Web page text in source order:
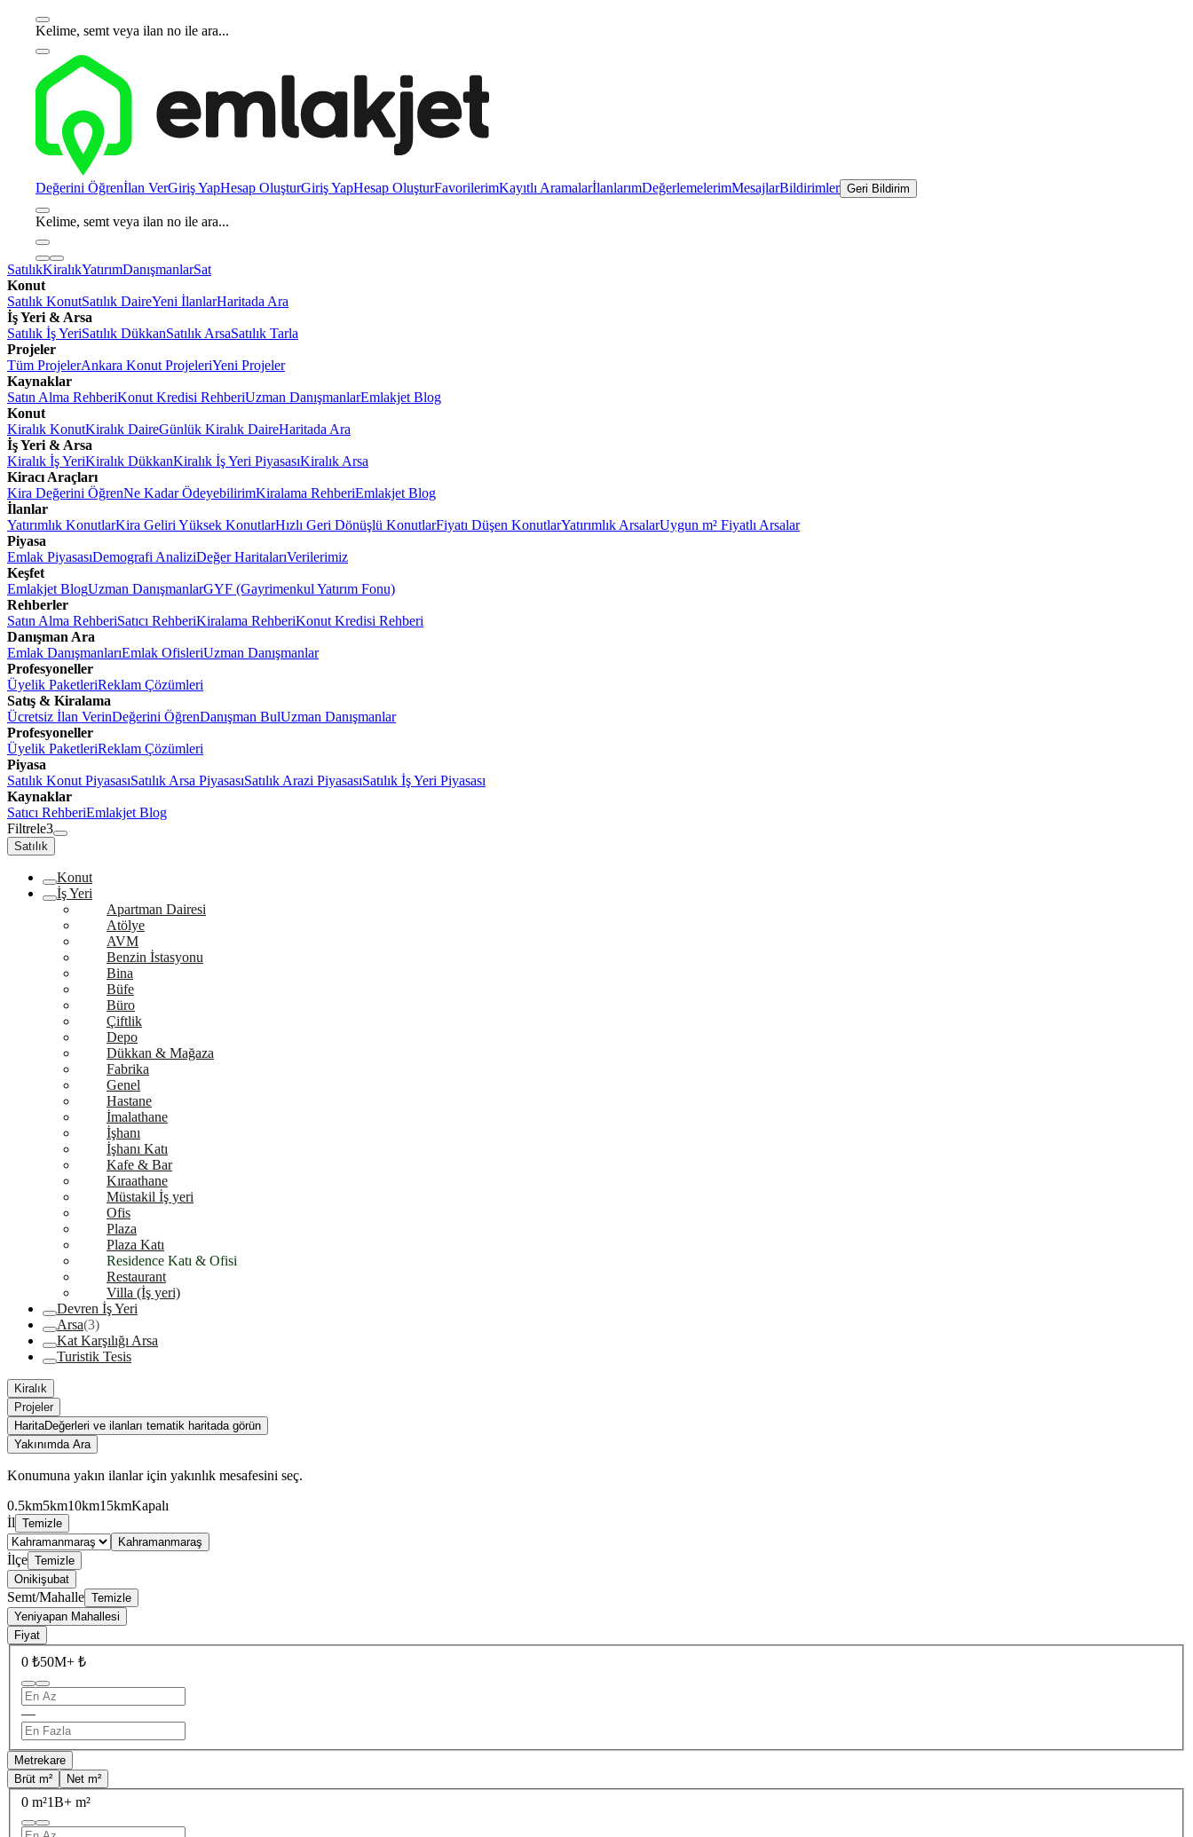
Kelime, semt veya ilan no ile ara...
Değerini Öğrenİlan VerGiriş YapHesap OluşturGiriş YapHesap OluşturFavorilerimKayıtlı AramalarİlanlarımDeğerlemelerimMesajlarBildirimler Geri Bildirim
Kelime, semt veya ilan no ile ara...
SatılıkKiralıkYatırımDanışmanlarSat
Konut
Satılık KonutSatılık DaireYeni İlanlarHaritada Ara
İş Yeri & Arsa
Satılık İş YeriSatılık DükkanSatılık ArsaSatılık Tarla
Projeler
Tüm ProjelerAnkara Konut ProjeleriYeni Projeler
Kaynaklar
Satın Alma RehberiKonut Kredisi RehberiUzman DanışmanlarEmlakjet Blog
Konut
Kiralık KonutKiralık DaireGünlük Kiralık DaireHaritada Ara
İş Yeri & Arsa
Kiralık İş YeriKiralık DükkanKiralık İş Yeri PiyasasıKiralık Arsa
Kiracı Araçları
Kira Değerini ÖğrenNe Kadar ÖdeyebilirimKiralama RehberiEmlakjet Blog
İlanlar
Yatırımlık KonutlarKira Geliri Yüksek KonutlarHızlı Geri Dönüşlü KonutlarFiyatı Düşen KonutlarYatırımlık ArsalarUygun m² Fiyatlı Arsalar
Piyasa
Emlak PiyasasıDemografi AnaliziDeğer HaritalarıVerilerimiz
Keşfet
Emlakjet BlogUzman DanışmanlarGYF (Gayrimenkul Yatırım Fonu)
Rehberler
Satın Alma RehberiSatıcı RehberiKiralama RehberiKonut Kredisi Rehberi
Danışman Ara
Emlak DanışmanlarıEmlak OfisleriUzman Danışmanlar
Profesyoneller
Üyelik PaketleriReklam Çözümleri
Satış & Kiralama
Ücretsiz İlan VerinDeğerini ÖğrenDanışman BulUzman Danışmanlar
Profesyoneller
Üyelik PaketleriReklam Çözümleri
Piyasa
Satılık Konut PiyasasıSatılık Arsa PiyasasıSatılık Arazi PiyasasıSatılık İş Yeri Piyasası
Kaynaklar
Satıcı RehberiEmlakjet Blog
Filtrele3
Satılık
Konut
İş Yeri
Apartman Dairesi
Atölye
AVM
Benzin İstasyonu
Bina
Büfe
Büro
Çiftlik
Depo
Dükkan & Mağaza
Fabrika
Genel
Hastane
İmalathane
İşhanı
İşhanı Katı
Kafe & Bar
Kıraathane
Müstakil İş yeri
Ofis
Plaza
Plaza Katı
Residence Katı & Ofisi
Restaurant
Villa (İş yeri)
Devren İş Yeri
Arsa(3)
Kat Karşılığı Arsa
Turistik Tesis
Kiralık
Projeler
HaritaDeğerleri ve ilanları tematik haritada görün
Yakınımda Ara
Konumuna yakın ilanlar için yakınlık mesafesini seç.
0.5km5km10km15kmKapalı
İl Temizle
Kahramanmaraş
İlçe Temizle
Onikişubat
Semt/Mahalle Temizle
Yeniyapan Mahallesi
Fiyat
0 ₺50M+ ₺
—
Metrekare
Brüt m²
Net m²
0 m²1B+ m²